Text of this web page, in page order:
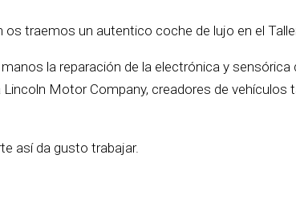
os traemos un autentico coche de lujo en el
la reparación de la electrónica y
Lincoln Motor Company, creadores de
así da gusto trabajar.